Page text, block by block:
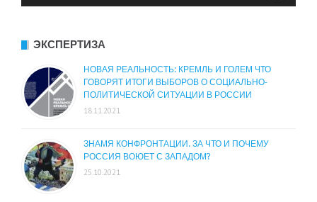
ЭКСПЕРТИЗА
НОВАЯ РЕАЛЬНОСТЬ: КРЕМЛЬ И ГОЛЕМ ЧТО
ГОВОРЯТ ИТОГИ ВЫБОРОВ О СОЦИАЛЬНО-
ПОЛИТИЧЕСКОЙ СИТУАЦИИ В РОССИИ
18.11.2021
ЗНАМЯ КОНФРОНТАЦИИ. ЗА ЧТО И ПОЧЕМУ
РОССИЯ ВОЮЕТ С ЗАПАДОМ?
25.10.2021